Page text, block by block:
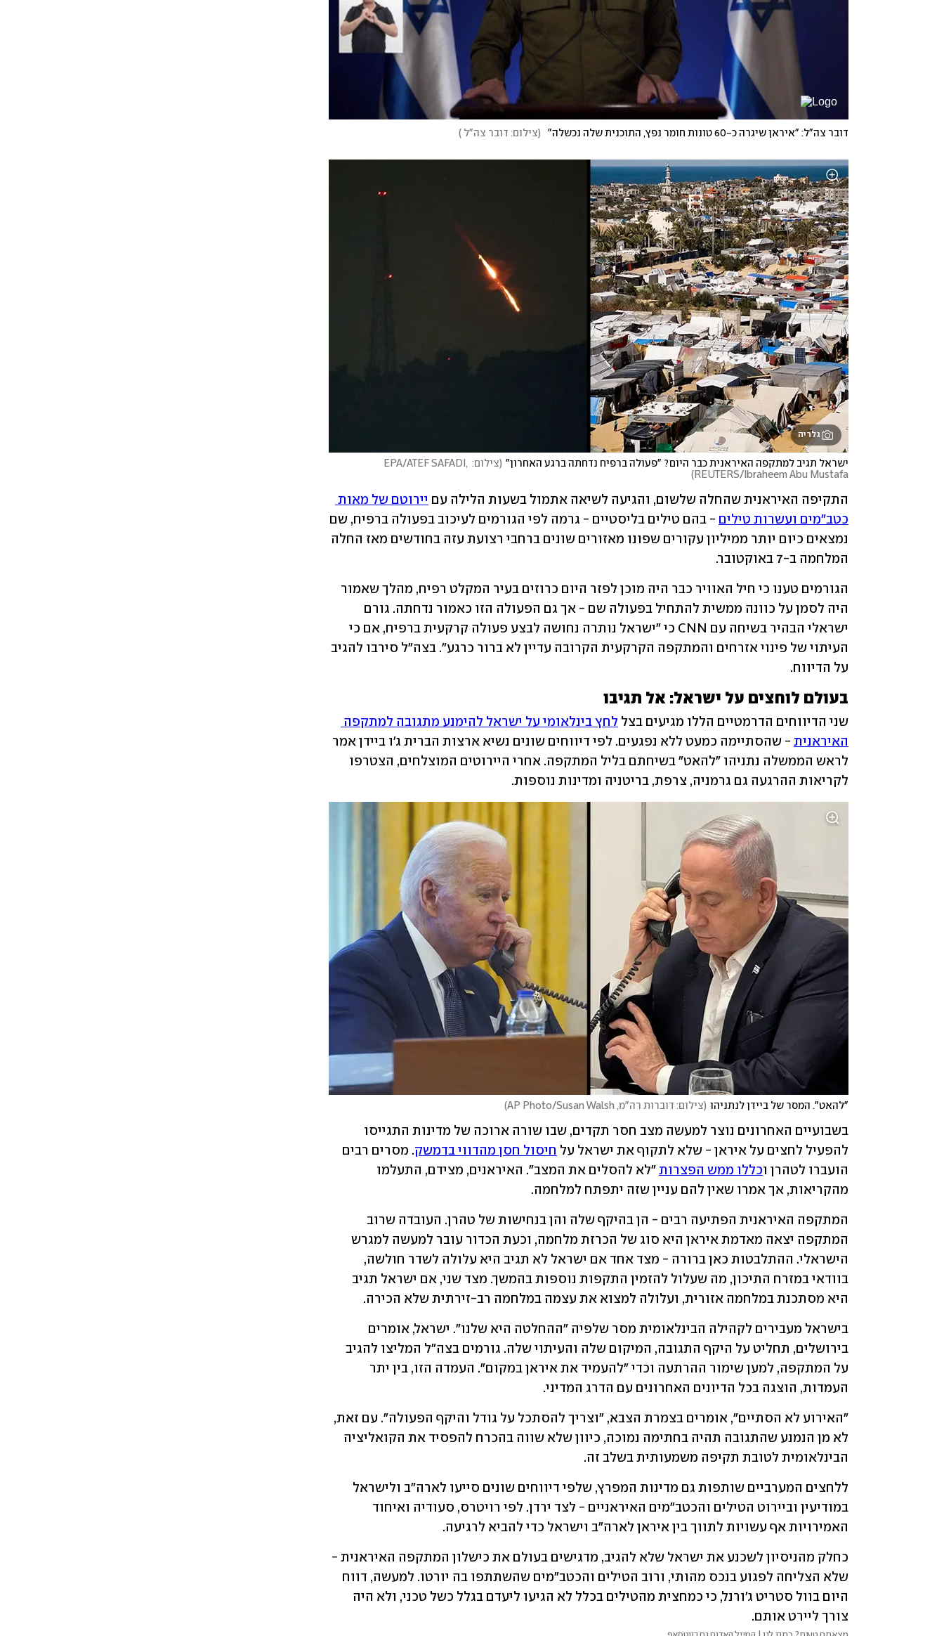
דובר צה"ל: "איראן שיגרה כ-60 טונות חומר נפץ, התוכנית שלה נכשלה" (צילום: דובר צה"ל )
גלריה
ישראל תגיב למתקפה האיראנית כבר היום? "פעולה ברפיח נדחתה ברגע האחרון" (
צילום: EPA/ATEF SAFADI,
REUTERS/Ibraheem Abu Mustafa
)
התקיפה האיראנית שהחלה שלשום, והגיעה לשיאה אתמול בשעות הלילה עם
כטב"מים ועשרות טילים
המלחמה ב-7 באוקטובר.
על הדיווח.
בעולם לוחצים על ישראל: אל תגיבו
שני הדיווחים הדרמטיים הללו מגיעים בצל
האיראנית
לקריאות ההרגעה גם גרמניה, צרפת, בריטניה ומדינות נוספות.
"להאט". המסר של ביידן לנתניהו (צילום: דוברות רה"מ, AP Photo/Susan Walsh )
להפעיל לחצים על איראן - שלא לתקוף את ישראל על חיסול חסן מהדווי בדמשק
הועברו לטהרן וכללו ממש הפצרות
מהקריאות, אך אמרו שאין להם עניין שזה יתפתח למלחמה.
היא מסתכנת במלחמה אזורית, ועלולה למצוא את עצמה במלחמה רב-זירתית שלא הכירה.
העמדות, הוצגה בכל הדיונים האחרונים עם הדרג המדיני.
הבינלאומית לטובת תקיפה משמעותית בשלב זה.
האמירויות אף עשויות לתווך בין איראן לארה"ב וישראל כדי להביא לרגיעה.
צורך ליירט אותם.